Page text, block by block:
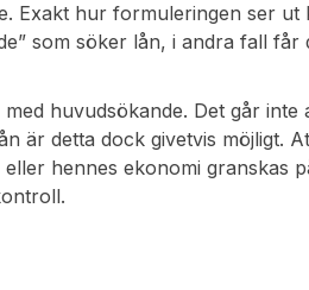
Exakt hur formuleringen ser ut
som söker lån, i andra fall får
huvudsökande. Det går inte
är detta dock givetvis möjligt.
hennes ekonomi granskas